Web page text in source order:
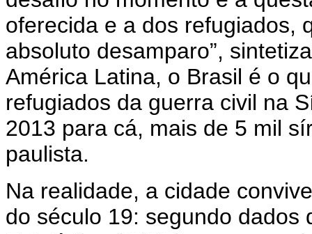
oferecida e a dos refugiados,
absoluto desamparo”,
América Latina, o Brasil é o
refugiados da guerra civil na
2013 para cá, mais de 5 mil
paulista.
Na realidade, a cidade
do século 19: segundo dados